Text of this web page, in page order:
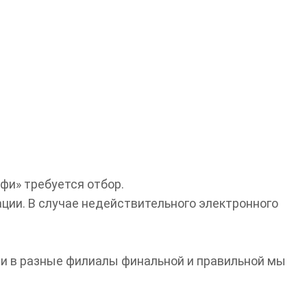
требуется отбор.
В случае недействительного электронного
в разные филиалы финальной и правильной мы